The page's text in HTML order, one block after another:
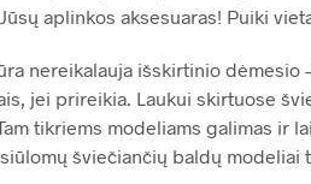
Jūsų aplinkos aksesuaras! Puiki
nereikalauja išskirtinio dėmesio
jei prireikia. Laukui skirtuose
tikriems modeliams galimas ir
šviečiančių baldų modeliai